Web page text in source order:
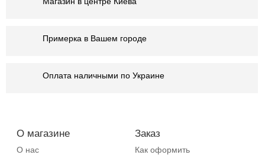
Примерка в Вашем городе
Оплата наличными по Украине
О магазине
О нас
Заказ
Как оформить